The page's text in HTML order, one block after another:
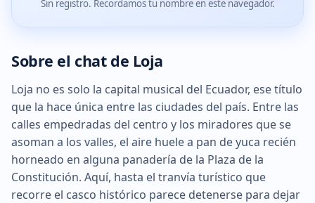
Sin registro. Recordamos tu nombre en este navegador.
Sobre el chat de Loja
Loja no es solo la capital musical del Ecuador, ese título
que la hace única entre las ciudades del país. Entre las
calles empedradas del centro y los miradores que se
asoman a los valles, el aire huele a pan de yuca recién
horneado en alguna panadería de la Plaza de la
Constitución. Aquí, hasta el tranvía turístico que
recorre el casco histórico parece detenerse para dejar